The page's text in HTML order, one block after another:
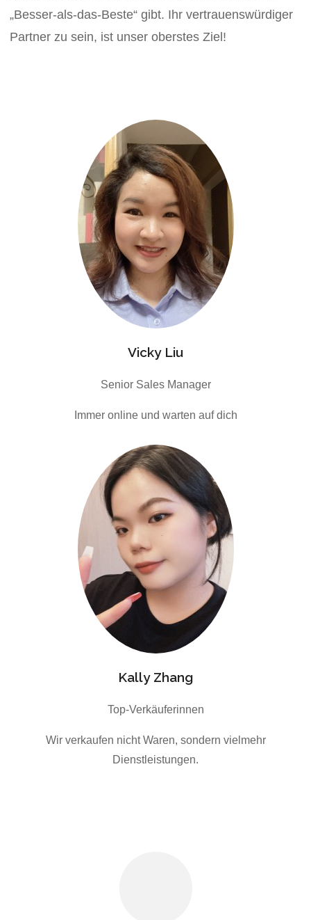
„Besser-als-das-Beste“ gibt. Ihr vertrauenswürdiger
Partner zu sein, ist unser oberstes Ziel!
Vicky Liu
Senior Sales Manager
Immer online und warten auf dich
Kally Zhang
Top-Verkäuferinnen
Wir verkaufen nicht Waren, sondern vielmehr
Dienstleistungen.